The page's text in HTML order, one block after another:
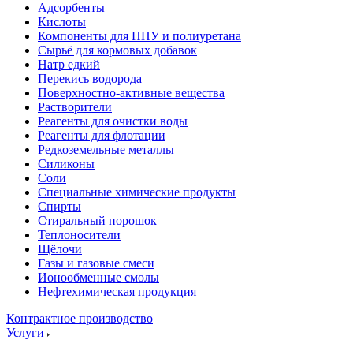
Адсорбенты
Кислоты
Компоненты для ППУ и полиуретана
Сырьё для кормовых добавок
Натр едкий
Перекись водорода
Поверхностно-активные вещества
Растворители
Реагенты для очистки воды
Реагенты для флотации
Редкоземельные металлы
Силиконы
Соли
Специальные химические продукты
Спирты
Стиральный порошок
Теплоносители
Щёлочи
Газы и газовые смеси
Ионообменные смолы
Нефтехимическая продукция
Контрактное производство
Услуги